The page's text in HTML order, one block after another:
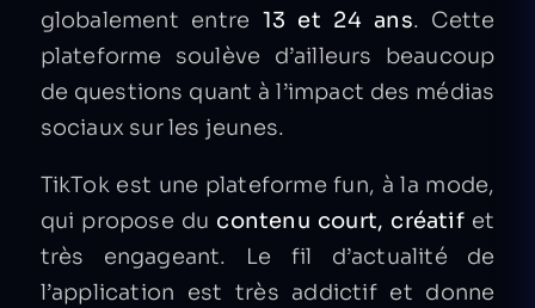
globalement entre 13 et 24 ans. Cette
plateforme soulève d’ailleurs beaucoup
de questions quant à l’impact des médias
sociaux sur les jeunes.
TikTok est une plateforme fun, à la mode,
qui propose du contenu court, créatif et
très engageant. Le fil d’actualité de
l’application est très addictif et donne